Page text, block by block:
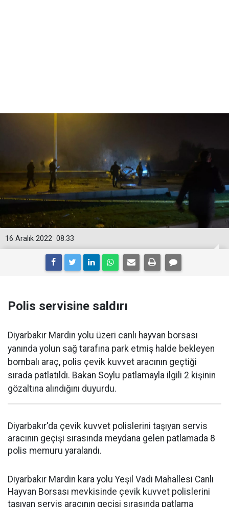
08:33
16 Aralık 2022
Polis servisine saldırı
Diyarbakır Mardin yolu üzeri canlı hayvan borsası
yanında yolun sağ tarafına park etmiş halde bekleyen
bombalı araç, polis çevik kuvvet aracının geçtiği
sırada patlatıldı. Bakan Soylu patlamayla ilgili 2 kişinin
gözaltına alındığını duyurdu.
Diyarbakır'da çevik kuvvet polislerini taşıyan servis
aracının geçişi sırasında meydana gelen patlamada 8
polis memuru yaralandı.
Diyarbakır Mardin kara yolu Yeşil Vadi Mahallesi Canlı
Hayvan Borsası mevkisinde çevik kuvvet polislerini
taşıyan servis aracının geçişi sırasında patlama